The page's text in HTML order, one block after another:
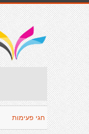
חגי פעימות